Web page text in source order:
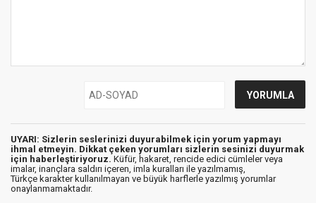
UYARI: Sizlerin seslerinizi duyurabilmek için yorum yapmayı
ihmal etmeyin. Dikkat çeken yorumları sizlerin sesinizi duyurmak
için haberleştiriyoruz. Küfür, hakaret, rencide edici cümleler veya
imalar, inançlara saldırı içeren, imla kuralları ile yazılmamış,
Türkçe karakter kullanılmayan ve büyük harflerle yazılmış yorumlar
onaylanmamaktadır.